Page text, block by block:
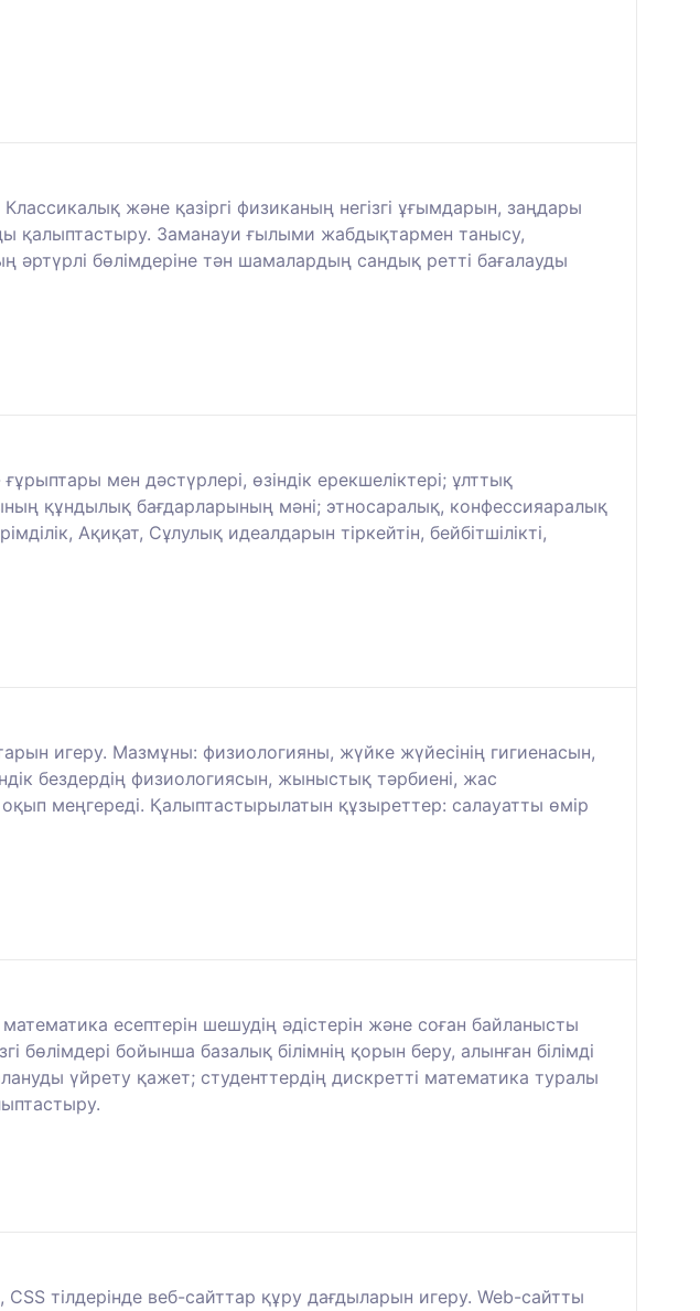
және қазіргі физиканың негізгі ұғымдарын, заңдары
қалыптастыру. Заманауи ғылыми жабдықтармен танысу,
бөлімдеріне тән шамалардың сандық ретті бағалауды
мен дәстүрлері, өзіндік ерекшеліктері; ұлттық
құндылық бағдарларының мәні; этносаралық, конфессияаралық
Ақиқат, Сұлулық идеалдарын тіркейтін, бейбітшілікті,
игеру. Мазмұны: физиологияны, жүйке жүйесінің гигиенасын,
бездердің физиологиясын, жыныстық тәрбиені, жас
оқып меңгереді. Қалыптастырылатын құзыреттер: салауатты өмір
есептерін шешудің әдістерін және соған байланысты
бөлімдері бойынша базалық білімнің қорын беру, алынған білімді
үйрету қажет; студенттердің дискретті математика туралы
тілдерінде веб-сайттар құру дағдыларын игеру. Web-сайтты